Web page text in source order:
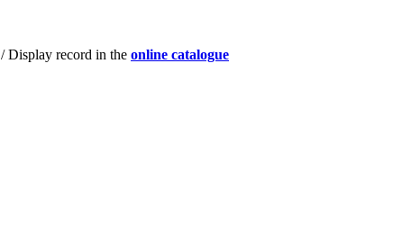
/ Display record in the online catalogue